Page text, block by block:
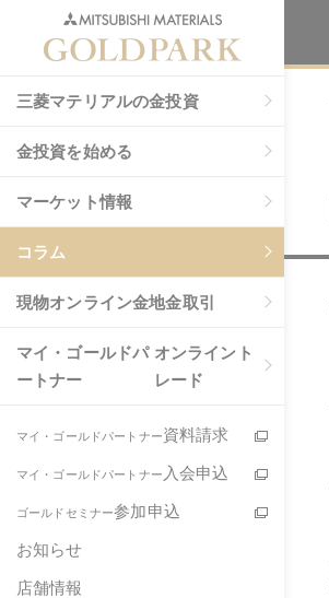
三菱マテリアルの金投資
金投資を始める
マーケット情報
コラム
現物オンライン金地金取引
マイ・ゴールドパ
ートナー
オンライント
レード
マイ・ゴールドパートナー資料請求
マイ・ゴールドパートナー 入会申込
ゴールドセミナー参加申込
お知らせ
店舗情報